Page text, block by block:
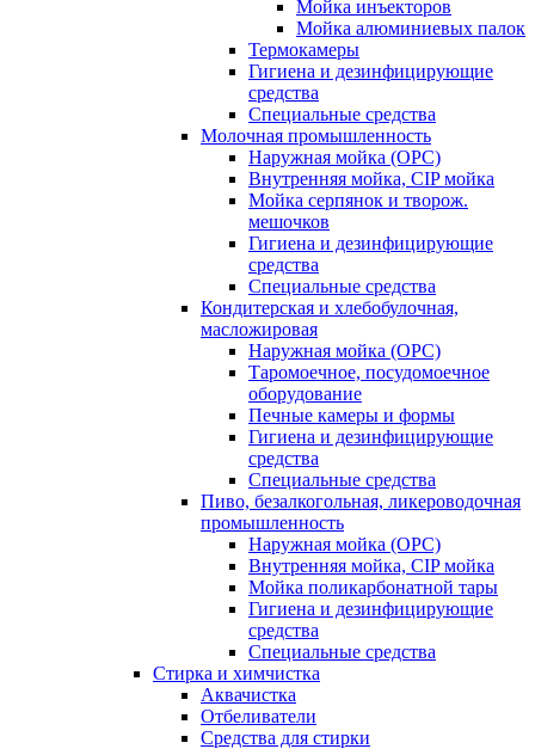
Мойка инъекторов
Мойка алюминиевых палок
Термокамеры
Гигиена и дезинфицирующие
средства
Специальные средства
Молочная промышленность
Наружная мойка (ОРС)
Внутренняя мойка, CIP мойка
Мойка серпянок и творож.
мешочков
Гигиена и дезинфицирующие
средства
Специальные средства
Кондитерская и хлебобулочная,
масложировая
Наружная мойка (ОРС)
Таромоечное, посудомоечное
оборудование
Печные камеры и формы
Гигиена и дезинфицирующие
средства
Специальные средства
Пиво, безалкогольная, ликероводочная
промышленность
Наружная мойка (ОРС)
Внутренняя мойка, CIP мойка
Мойка поликарбонатной тары
Гигиена и дезинфицирующие
средства
Специальные средства
Стирка и химчистка
Аквачистка
Отбеливатели
Средства для стирки